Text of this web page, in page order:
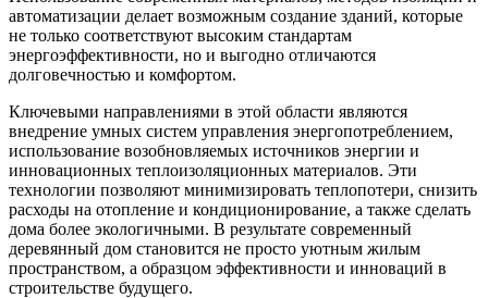
автоматизации делает возможным создание зданий, которые
не только соответствуют высоким стандартам
энергоэффективности, но и выгодно отличаются
долговечностью и комфортом.
Ключевыми направлениями в этой области являются
внедрение умных систем управления энергопотреблением,
использование возобновляемых источников энергии и
инновационных теплоизоляционных материалов. Эти
технологии позволяют минимизировать теплопотери, снизить
расходы на отопление и кондиционирование, а также сделать
дома более экологичными. В результате современный
деревянный дом становится не просто уютным жилым
пространством, а образцом эффективности и инноваций в
строительстве будущего.